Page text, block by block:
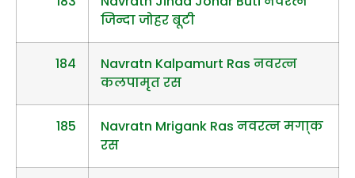
जिन्दा जोहर बूटी
184
Navratn Kalpamurt Ras नवरत्न
कलपामृत रस
185
Navratn Mrigank Ras नवरत्न मगा्क
रस